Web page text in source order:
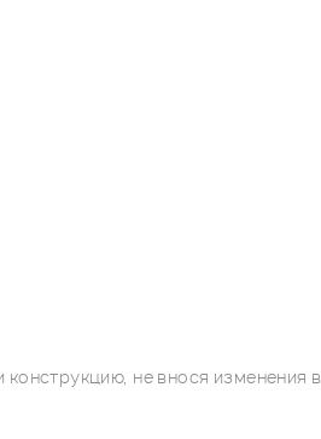
не внося изменения